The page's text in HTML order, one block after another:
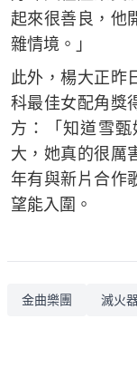
起來很善良，他
雜情境。」
此外，楊大正昨
科最佳女配角獎
方：「知道雪
大，她真的很厲
年有與新片合作
望能入圍。
金曲樂團 滅火